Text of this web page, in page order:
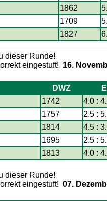
1862
1709
1827
16.
DWZ
1742 4.0 :
1757 2.5 :
1814 4.5 :
1695 2.5 :
1813 4.0 :
07.